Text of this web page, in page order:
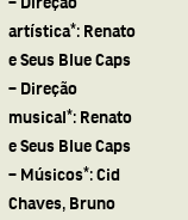
artística*: Renato
e Seus Blue Caps
– Direção
musical*: Renato
e Seus Blue Caps
– Músicos*: Cid
Chaves, Bruno